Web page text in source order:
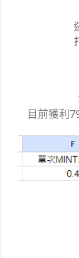
目前獲利